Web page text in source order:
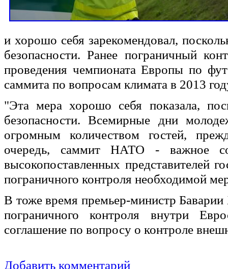
и хорошо себя зарекомендовал,
безопасности. Ранее пограничный
проведения чемпионата Европы по
саммита по вопросам климата в 2013
"Эта мера хорошо себя показала,
безопасности. Всемирные дни
огромным количеством гостей,
очередь, саммит НАТО - важное
высокопоставленных представителей
пограничного контроля необходимой
В тоже время премьер-министр Баварии
пограничного контроля внутри
соглашение по вопросу о контроле
Добавить комментарий